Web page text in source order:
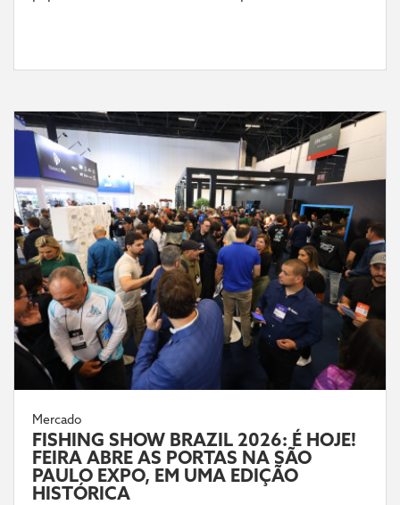
Mercado
FISHING SHOW BRAZIL 2026: É HOJE!
FEIRA ABRE AS PORTAS NA SÃO
PAULO EXPO, EM UMA EDIÇÃO
HISTÓRICA